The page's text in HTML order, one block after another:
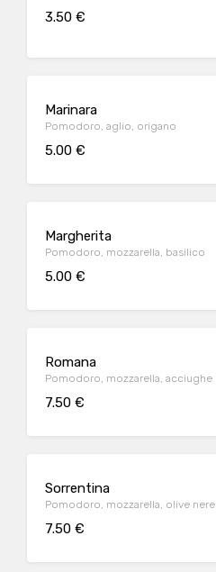
3.50 €
Marinara
Pomodoro, aglio, origano
5.00 €
Margherita
Pomodoro, mozzarella, basilico
5.00 €
Romana
Pomodoro, mozzarella, acciughe
7.50 €
Sorrentina
Pomodoro, mozzarella, olive nere
7.50 €